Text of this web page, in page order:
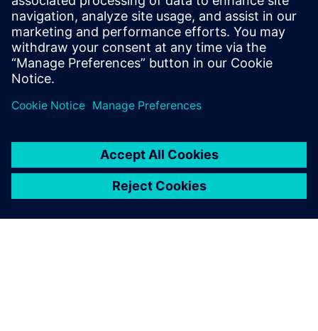
cumprir os objetivos climáticos, garantir a
cibersegurança e otimizar o pessoal.